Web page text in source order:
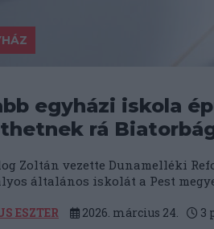
egyházi iskola
rá
Zoltán vezette Dunamelléki
általános iskolát a Pest
ESZTER 2026. március 24. 3